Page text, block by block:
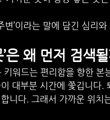
변’이라는 말에 담긴 심리
’은 왜 먼저 검색
키워드는 편리함을 향한 본
대부분 시간에 쫓깁니다.
니다. 그래서 가까운 위치